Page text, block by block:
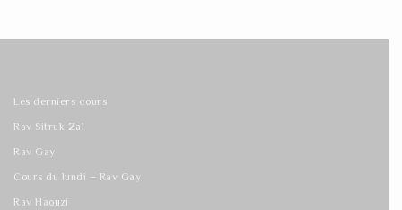
Les derniers cours
Rav Sitruk Zal
Rav Gay
Cours du lundi – Rav Gay
Rav Haouzi